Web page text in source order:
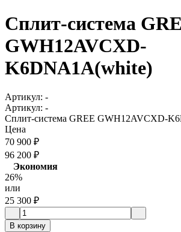
Сплит-система
GWH12AVCXD-
K6DNA1A(white)
Артикул: -
Артикул: -
Сплит-система GREE GWH12AVCXD-
Цена
70 900 ₽
96 200 ₽
Экономия
26%
или
25 300 ₽
В корзину